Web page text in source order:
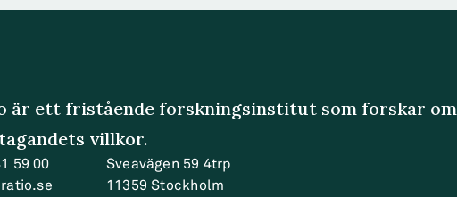
är ett fristående forskningsinstitut som forskar om
villkor.
59 00
Sveavägen 59 4trp
11359 Stockholm